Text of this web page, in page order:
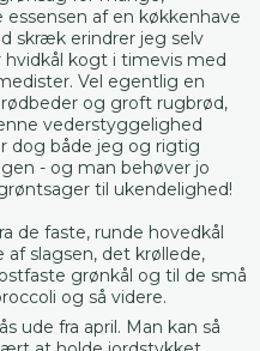
af en køkkenhave
skræk erindrer jeg selv
kogt i timevis med
Vel egentlig en
og groft rugbrød,
vederstyggelighed
dog både jeg og rigtig
- og man behøver jo
til ukendelighed!
de faste, runde hovedkål
af slagsen, det krøllede,
grønkål og til de små
og så videre.
ude fra april. Man kan så